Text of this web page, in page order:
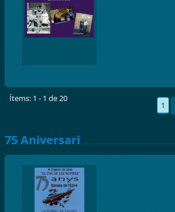
Ítems: 1 - 1 de 20
1
75 Aniversari